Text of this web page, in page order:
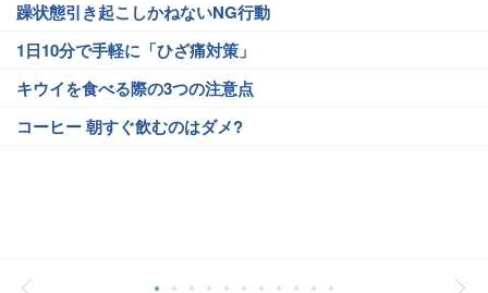
躁状態引き起こしかねないNG行動
1日10分で手軽に「ひざ痛対策」
キウイを食べる際の3つの注意点
コーヒー 朝すぐ飲むのはダメ?